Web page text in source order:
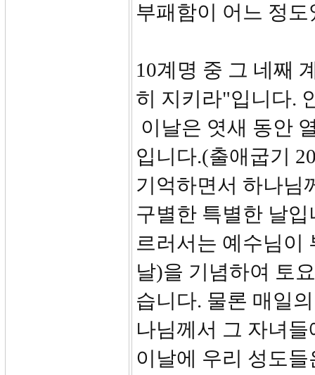
부패함이 어느 정
10계명 중 그 네째
히 지키라"입니다.
이날은 엿새 동안
입니다.(출애굽기
기억하면서 하나님
구별한 특별한 날
르러서는 예수님이
날)을 기념하여 토
습니다. 물론 매일
나님께서 그 자녀
이날에 우리 성도